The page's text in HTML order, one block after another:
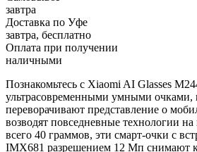
завтра
Доставка по Уфе
завтра, бесплатно
Оплата при получении
наличными
Познакомьтесь с Xiaomi AI Glasses
ультрасовременными умными очками,
переворачивают представление о
возводят повседневные технологии
всего 40 граммов, эти смарт-очки с
IMX681 разрешением 12 Мп снимают